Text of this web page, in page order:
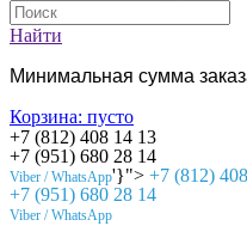
Найти
Минимальная сумма
Корзина: пусто
+7 (812) 408 14 13
+7 (951) 680 28 14
Viber / WhatsApp'}"> +7 (812)
+7 (951) 680 28 14
Viber / WhatsApp